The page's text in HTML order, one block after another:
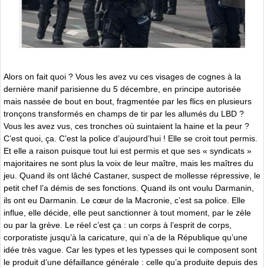
Alors on fait quoi ? Vous les avez vu ces visages de cognes à la
dernière manif parisienne du 5 décembre, en principe autorisée
mais nassée de bout en bout, fragmentée par les flics en plusieurs
tronçons transformés en champs de tir par les allumés du LBD ?
Vous les avez vus, ces tronches où suintaient la haine et la peur ?
C’est quoi, ça. C’est la police d’aujourd’hui ! Elle se croit tout permis.
Et elle a raison puisque tout lui est permis et que ses « syndicats »
majoritaires ne sont plus la voix de leur maître, mais les maîtres du
jeu. Quand ils ont lâché Castaner, suspect de mollesse répressive, le
petit chef l’a démis de ses fonctions. Quand ils ont voulu Darmanin,
ils ont eu Darmanin. Le cœur de la Macronie, c’est sa police. Elle
influe, elle décide, elle peut sanctionner à tout moment, par le zèle
ou par la grève. Le réel c’est ça : un corps à l’esprit de corps,
corporatiste jusqu’à la caricature, qui n’a de la République qu’une
idée très vague. Car les types et les typesses qui le composent sont
le produit d’une défaillance générale : celle qu’a produite depuis des